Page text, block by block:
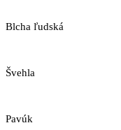
Blcha ľudská
Švehla
Pavúk